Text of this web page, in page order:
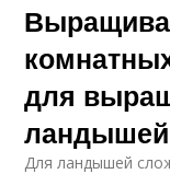
для
ландышей
Для ландышей